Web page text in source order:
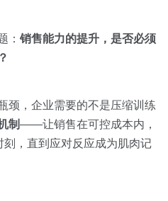
： 销售能力的提升，是否必须
颈，企业需要的不是压缩训练
制——让销售在可控成本内，
刻，直到应对反应成为肌肉记